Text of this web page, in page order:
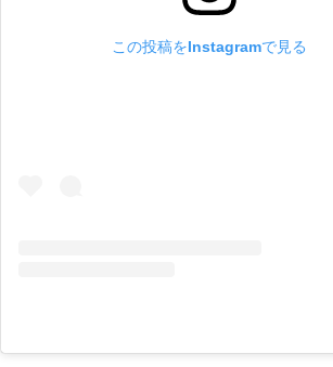
この投稿をInstagramで見る